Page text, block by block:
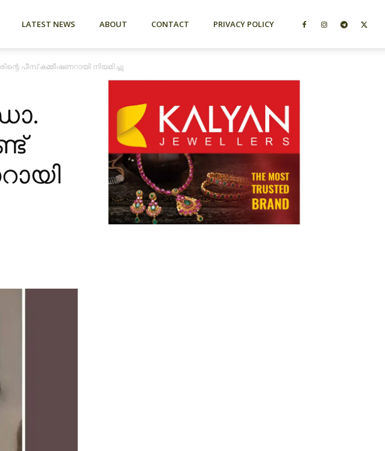
LATEST NEWS ABOUT CONTACT PRIVACY POLICY
പീസ് കമ്മീഷണറായി നിയമിച്ചു